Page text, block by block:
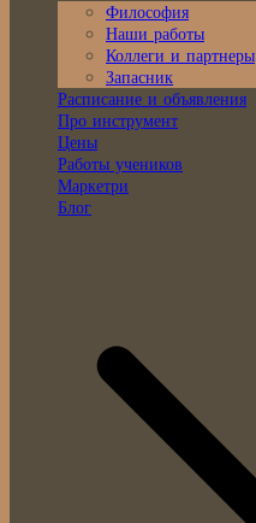
Философия
Наши работы
Коллеги и партнеры
Запасник
Расписание и объявления
Про инструмент
Цены
Работы учеников
Маркетри
Блог